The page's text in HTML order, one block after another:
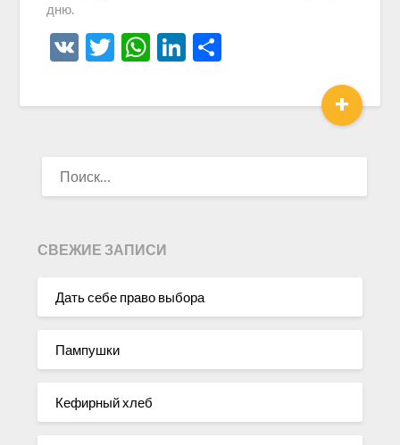
дню.
VK Twitter
WhatsApp
LinkedIn
+
СВЕЖИЕ ЗАПИСИ
Дать себе право выбора
Пампушки
Кефирный хлеб